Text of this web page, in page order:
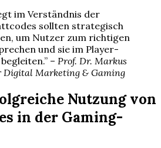
im Verständnis der
sollten strategisch
um Nutzer zum richtigen
und sie im Player-
– Prof. Dr. Markus
Digital Marketing & Gaming
Nutzung von
in der Gaming-